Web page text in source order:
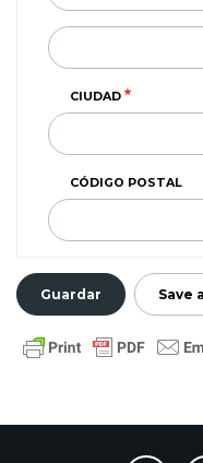
LINEA)
CIUDAD
CÓDIGO POSTAL